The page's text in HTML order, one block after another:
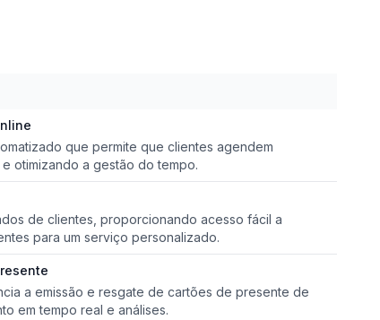
que permite que clientes agendem
otimizando a gestão do tempo.
de clientes, proporcionando acesso fácil a
para um serviço personalizado.
a emissão e resgate de cartões de presente de
em tempo real e análises.